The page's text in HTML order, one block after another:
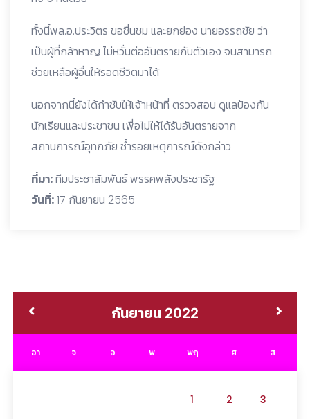
ทั้งนี้พล.อ.ประวิตร ขอชื่นชม และยกย่อง นายอรรถชัย ว่า
เป็นผู้ที่กล้าหาญ ไม่หวั่นต่ออันตรายกับตัวเอง จนสามารถ
ช่วยเหลือผู้อื่นให้รอดชีวิตมาได้
นอกจากนี้ยังได้กำชับให้เจ้าหน้าที่ ตรวจสอบ ดูแลป้องกัน
นักเรียนและประชาชน เพื่อไม่ให้ได้รับอันตรายจาก
สถานการณ์อุทกภัย ซ้ำรอยเหตุการณ์ดังกล่าว
ที่มา:ทีมประชาสัมพันธ์ ​พรรคพลังประชารัฐ
วันที่:17 กันยายน 2565
กันยายน 2022
อา. จ. อ. พ. พฤ. ศ. ส.
1 2 3